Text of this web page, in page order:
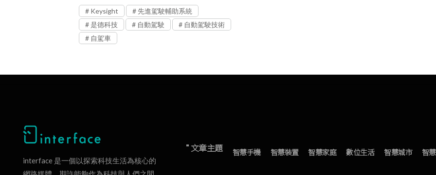
Keysight
先進駕駛輔助系統
是德科技
自動駕駛
自動駕駛技術
自駕車
interface 是一個以探索科技生活為核心的
" 文章主題 智慧手機 智慧裝置 智慧家庭 數位生活 智慧城市 智